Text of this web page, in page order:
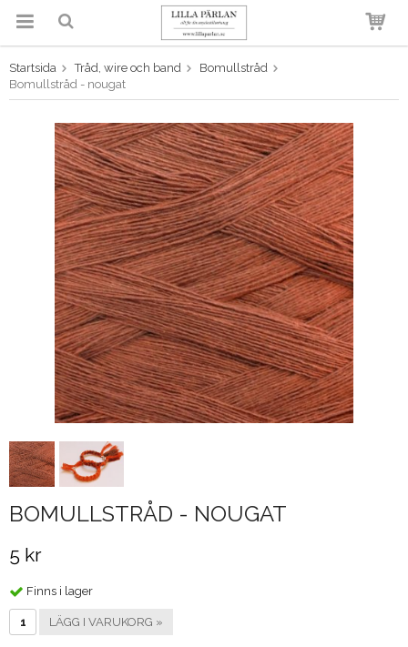
Produkten har blivit tillagd i
Startsida Tråd, wire och band
Bomullstråd
Bomullstråd - nougat
BOMULLSTRÅD - NOUGAT
5 kr
Finns i lager
LÄGG I VARUKORG »